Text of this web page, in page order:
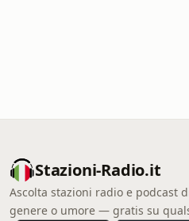
Stazioni-Radio.it
Ascolta stazioni radio e podcast
genere o umore — gratis su